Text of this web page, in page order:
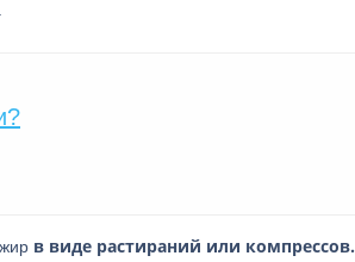
в виде растираний или компрессов.